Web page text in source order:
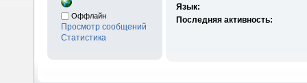
Оффлайн
Просмотр сообщений
Статистика
Язык:
Последняя активность: